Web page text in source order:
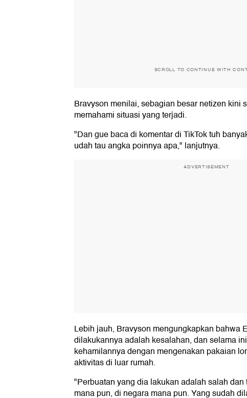
SCROLL TO CONTINUE WITH
Bravyson menilai, sebagian besar netizen kini
memahami situasi yang terjadi.
"Dan gue baca di komentar di TikTok tuh
udah tau angka poinnya apa," lanjutnya.
ADVERTISEMENT
Lebih jauh, Bravyson mengungkapkan bahwa
dilakukannya adalah kesalahan, dan selama
kehamilannya dengan mengenakan pakaian
aktivitas di luar rumah.
"Perbuatan yang dia lakukan adalah salah
mana pun, di negara mana pun. Yang sudah